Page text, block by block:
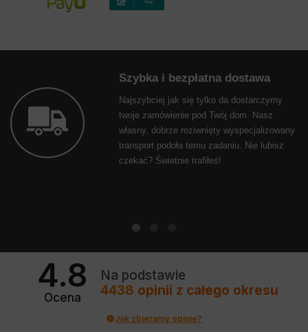
Szybka i bezpłatna dostawa
Najszybciej jak się tylko da dostarczymy
twoje zamówienie pod Twój dom. Nasz
własny, dobrze roziwnięty wyspecjalizowany
transport podoła temu zadaniu. Nie lubisz
czekać? Świetnie trafiłeś!
4.8
Ocena
Na podstawie
4438 opinii z całego okresu
Jak zbieramy opinie?